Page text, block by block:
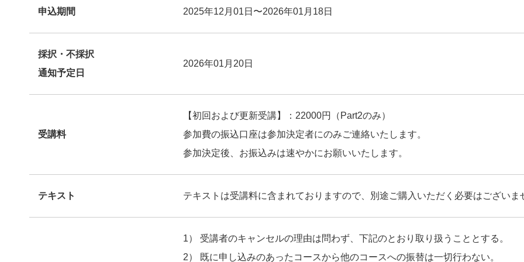
申込期間 2025年12月01日〜2026年01月18日
採択・不採択
通知予定日
2026年01月20日
受講料
【初回および更新受講】：22000円（Part2のみ）
参加費の振込口座は参加決定者にのみご連絡いたします。
参加決定後、お振込みは速やかにお願いいたします。
テキスト テキストは受講料に含まれておりますので、別途ご購入いただく必要はございま
1） 受講者のキャンセルの理由は問わず、下記のとおり取り扱うこととする。
2） 既に申し込みのあったコースから他のコースへの振替は一切行わない。